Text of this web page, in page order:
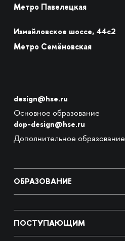
Метро Павелецкая
Измайловское шоссе, 44с2
Метро Семёновская
design@hse.ru
Основное образование
dop-design@hse.ru
Дополнительное образование
ОБРАЗОВАНИЕ
ПОСТУПАЮЩИМ